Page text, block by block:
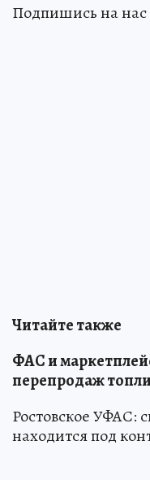
Подпишись на нас
Читайте также
ФАС и
перепродаж
Ростовское УФАС:
находится под